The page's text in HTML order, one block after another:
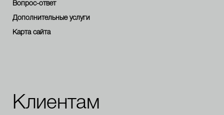
Вопрос-ответ
Дополнительные услуги
Карта сайта
Клиентам